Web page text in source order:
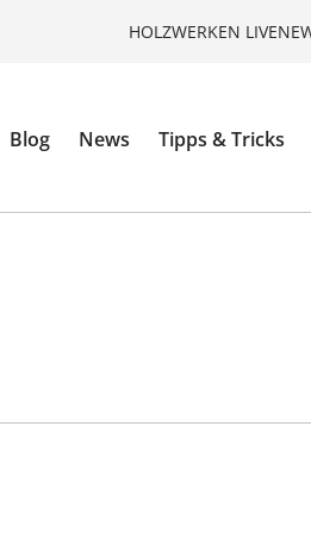
HOLZWERKEN LIVE
Blog News Tipps & Tricks